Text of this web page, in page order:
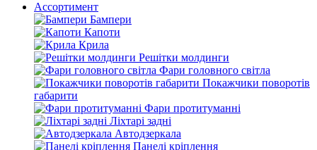
Ассортимент
Бампери
Капоти
Крила
Решітки молдинги
Фари головного світла
Покажчики поворотів
габарити
Фари протитуманні
Ліхтарі задні
Автодзеркала
Панелі кріплення